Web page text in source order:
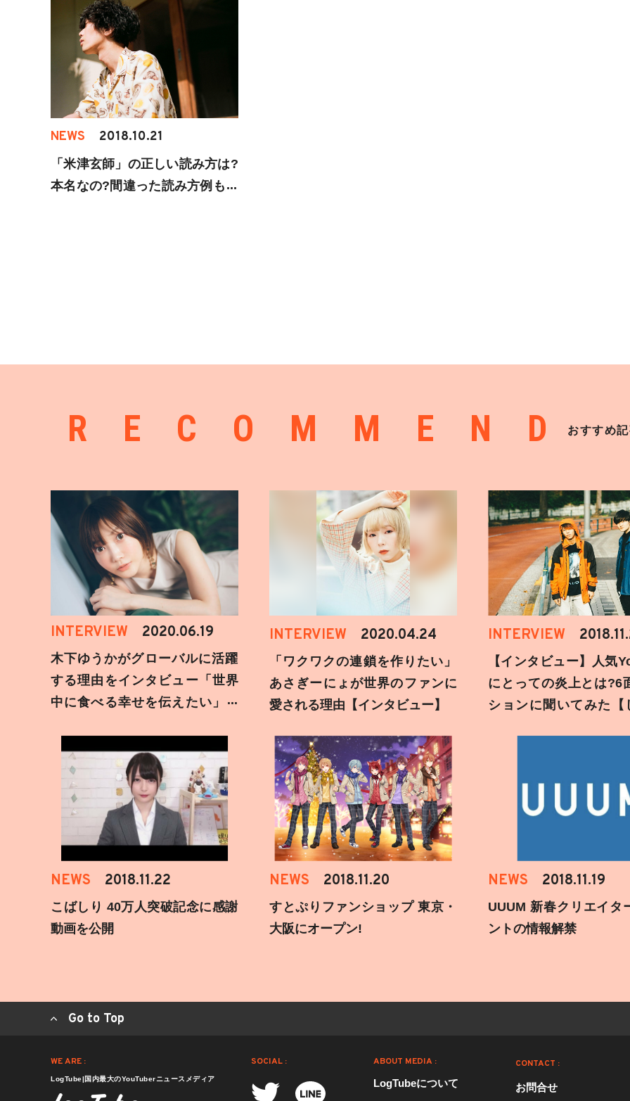
NEWS 2018.10.21
「米津玄師」の正しい読み方は?
本名なの?間違った読み方例も紹
RECOMMENDおすすめ
INTERVIEW 2020.06.19
木下ゆうかがグローバルに活躍
する理由をインタビュー「世界
中に食べる幸せを伝えたい」新
INTERVIEW 2020.04.24
「ワクワクの連鎖を作りたい」
あさぎーにょが世界のファンに
愛される理由【インタビュー】
INTERVIEW
【インタビュー】人気
にとっての炎上とは?6
ションに聞いてみた【
NEWS 2018.11.22
こばしり 40万人突破記念に感謝
動画を公開
NEWS 2018.11.20
すとぷりファンショップ 東京・
大阪にオープン!
NEWS 2018.11.19
UUUM 新春クリエイタ
ントの情報解禁
Go to Top
WE ARE :
LogTube|国内最大のYouTuberニュースメディア
SOCIAL : ABOUT MEDIA :
LogTubeについて
CONTACT :
お問合せ